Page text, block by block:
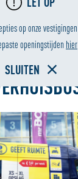
op onze
openingstijden hier
SLUITEN
Home